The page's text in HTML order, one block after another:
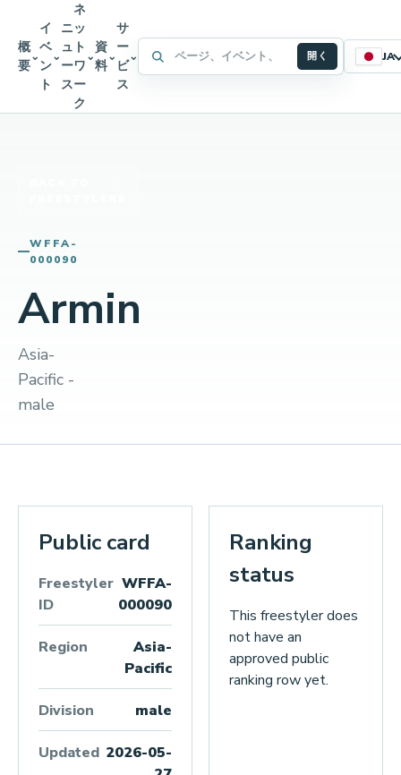
概
要
⌄
イ
ベ
ン
ト
⌄
ニ
ュ
ー
ス
ネ
ッ
ト
ワ
ー
ク
⌄
資
料
⌄
サ
ー
ビ
ス
⌄ WFFA サイト内検索 開く JA
WFFA-
000090
Armin
Asia-
Pacific -
male
Public card
Freestyler
ID
WFFA-
000090
Region
Asia-
Pacific
Division male
Updated 2026-05-
Ranking
status
This freestyler does
not have an
approved public
ranking row yet.